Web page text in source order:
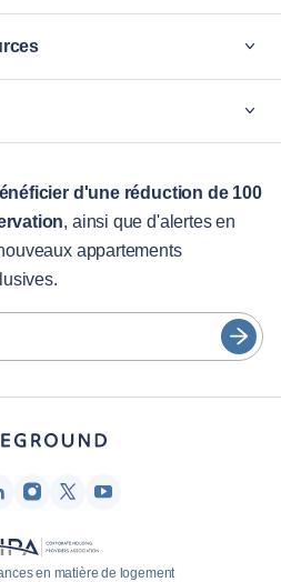
d'une réduction de 100
, ainsi que d'alertes en
appartements
en matière de logement